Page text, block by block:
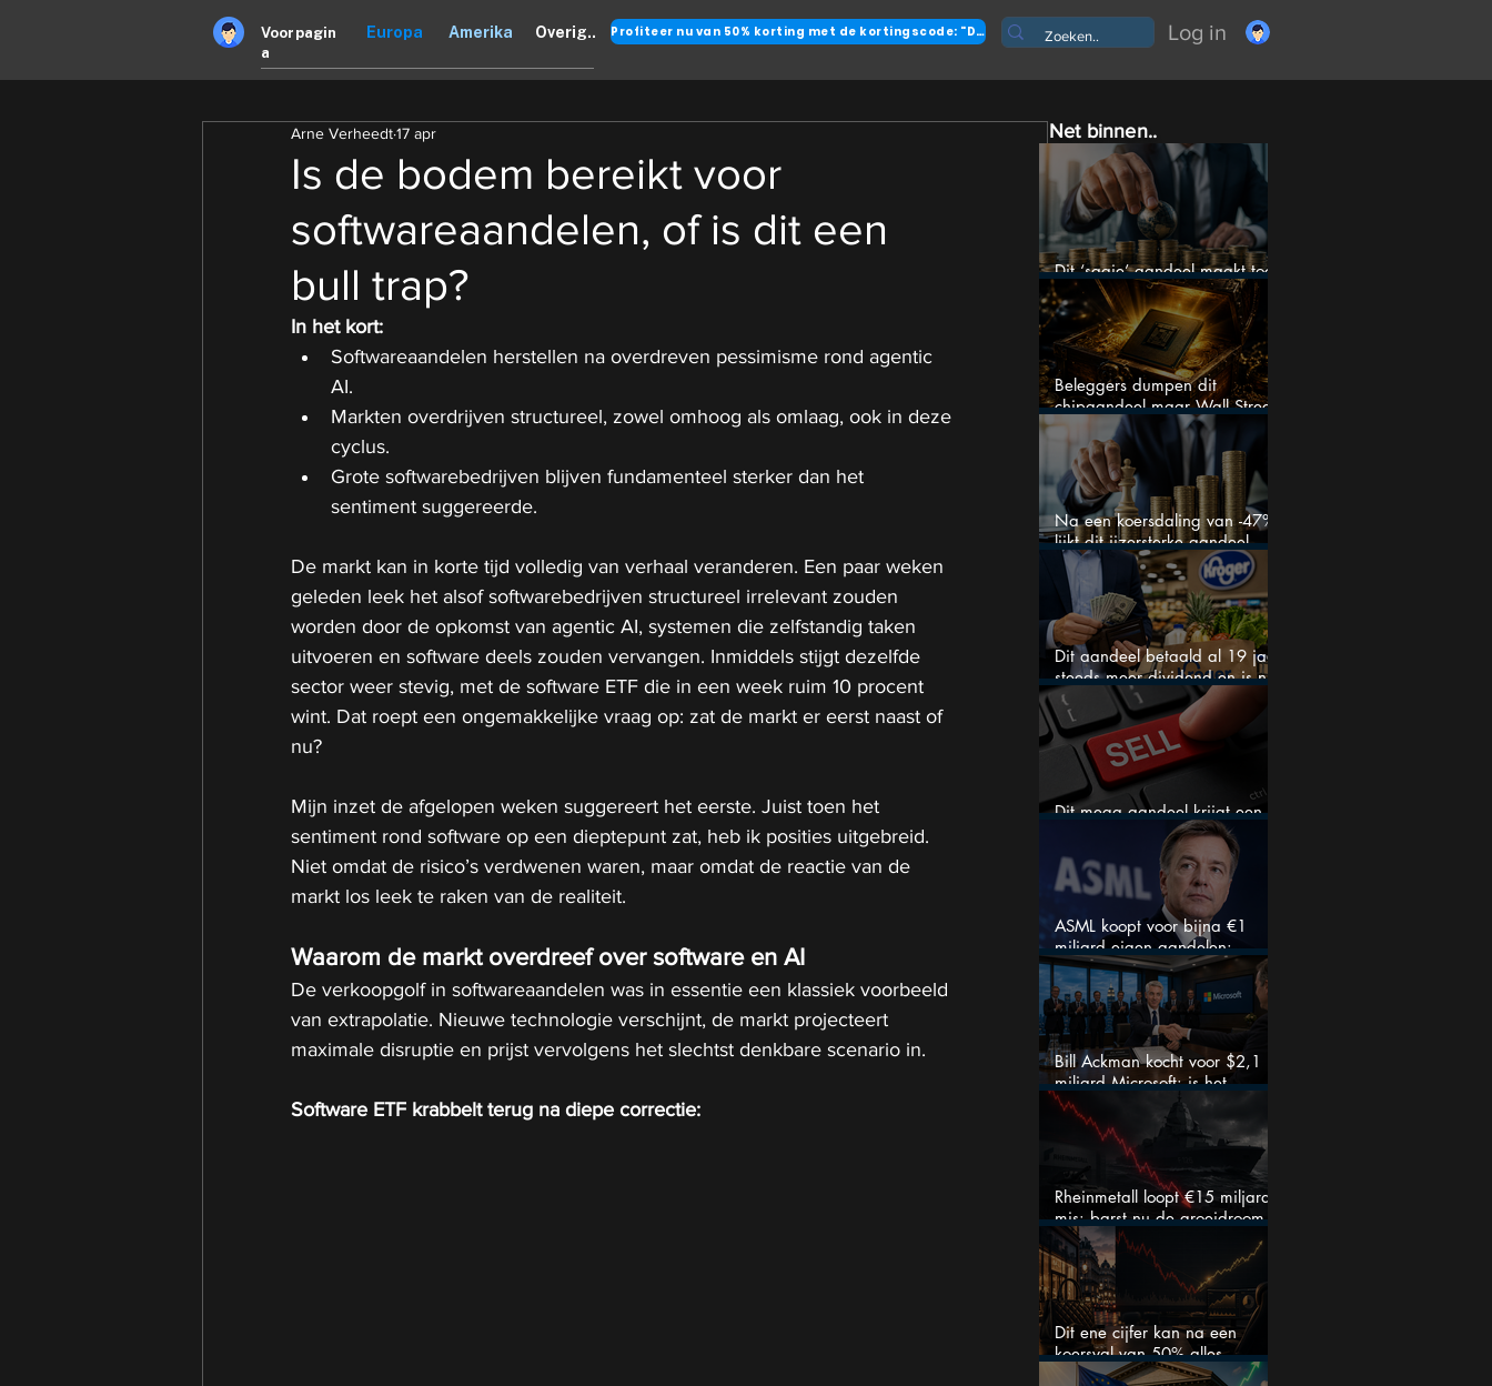
Voorpagin
a
Europa Amerika Overig.. Profiteer nu van 50% korting met de kortingscode: "DANK" Log in
Is de bodem bereikt voor
softwareaandelen, of is dit een
bull trap?
Arne Verheedt17 apr
In het kort:
Softwareaandelen herstellen na overdreven pessimisme rond agentic
AI.
Markten overdrijven structureel, zowel omhoog als omlaag, ook in deze
cyclus.
Grote softwarebedrijven blijven fundamenteel sterker dan het
sentiment suggereerde.
De markt kan in korte tijd volledig van verhaal veranderen. Een paar weken
geleden leek het alsof softwarebedrijven structureel irrelevant zouden
worden door de opkomst van agentic AI, systemen die zelfstandig taken
uitvoeren en software deels zouden vervangen. Inmiddels stijgt dezelfde
sector weer stevig, met de software ETF die in een week ruim 10 procent
wint. Dat roept een ongemakkelijke vraag op: zat de markt er eerst naast of
nu?
Mijn inzet de afgelopen weken suggereert het eerste. Juist toen het
sentiment rond software op een dieptepunt zat, heb ik posities uitgebreid.
Niet omdat de risico’s verdwenen waren, maar omdat de reactie van de
markt los leek te raken van de realiteit.
Waarom de markt overdreef over software en AI
De verkoopgolf in softwareaandelen was in essentie een klassiek voorbeeld
van extrapolatie. Nieuwe technologie verschijnt, de markt projecteert
maximale disruptie en prijst vervolgens het slechtst denkbare scenario in.
Software ETF krabbelt terug na diepe correctie:
Net binnen..
Dit ‘saaie’ aandeel maakt toch
bizar veel winst
Beleggers dumpen dit
chipaandeel maar Wall Street
ziet een zeldzame koopkans
Na een koersdaling van -47%
lijkt dit ijzersterke aandeel
aantrekkelijker dan ooit
Dit aandeel betaald al 19 jaar
steeds meer dividend en is nu
goedkoop
Dit mega aandeel krijgt een
zeldzaam verkoopadvies
ASML koopt voor bijna €1
miljard eigen aandelen:
slimme zet of dure timing?
Bill Ackman kocht voor $2,1
miljard Microsoft: is het
aandeel na de koerssprong
nog aantrekkelijk?
Rheinmetall loopt €15 miljard
mis: barst nu de groeidroom
van het defensiebedrijf?
Dit ene cijfer kan na een
koersval van 50% alles
veranderen